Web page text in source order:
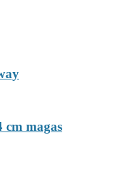
cm magas